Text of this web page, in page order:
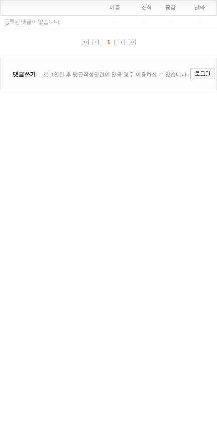
이름 조회 공감 날짜
등록된 댓글이 없습니다. - - - -
1
댓글쓰기 - 로그인한 후 댓글작성권한이 있을 경우 이용하실 수 있습니다.